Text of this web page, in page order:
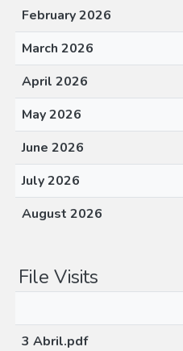
February 2026
March 2026
April 2026
May 2026
June 2026
July 2026
August 2026
File Visits
3 Abril.pdf